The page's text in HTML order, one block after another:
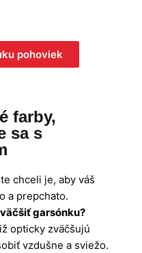
pohoviek
farby,
sa s
chceli je, aby váš
a prepchato.
garsónku?
opticky zväčšujú
vzdušne a sviežo.